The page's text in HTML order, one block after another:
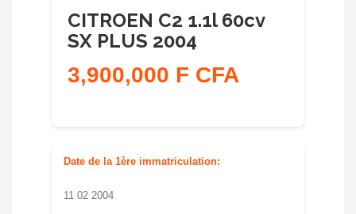
CITROEN C2 1.1l 60cv
SX PLUS 2004
3,900,000 F CFA
Date de la 1ère immatriculation:
11 02 2004